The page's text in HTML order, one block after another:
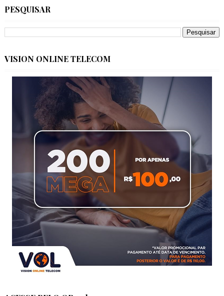
PESQUISAR
VISION ONLINE TELECOM